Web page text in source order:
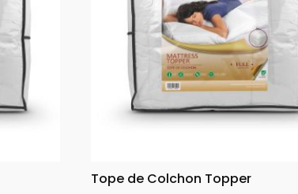
Tope de Colchon Topper